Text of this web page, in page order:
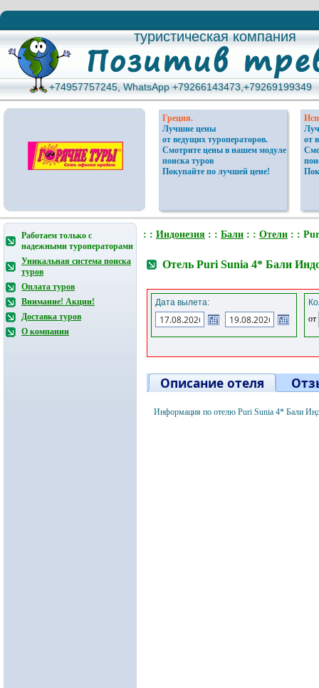
туристическая компания
туристическая компания
+74957757245, WhatsApp +79266143473,+79269199349
+74957757245, WhatsApp +79266143473,+79269199349
Греция.
Лучшие цены
от ведущих туроператоров.
Смотрите цены в нашем модуле
поиска туров
Покупайте по лучшей цене!
от
Работаем только с
надежными туроператорами
Уникальная система поиска
туров
Оплата туров
Внимание! Акции!
Доставка туров
О компании
: : Индонезия : : Бали : : Отели : :
Отель Puri Sunia 4* Бали
Дата вылета:
от
Описание отеля
Информация по отелю Puri Sunia 4* Бали